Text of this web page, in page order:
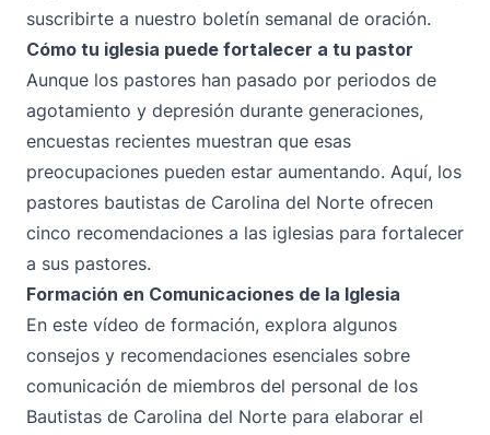
suscribirte a nuestro boletín semanal de oración.
Cómo tu iglesia puede fortalecer a tu pastor
Aunque los pastores han pasado por periodos de
agotamiento y depresión durante generaciones,
encuestas recientes muestran que esas
preocupaciones pueden estar aumentando. Aquí, los
pastores bautistas de Carolina del Norte ofrecen
cinco recomendaciones a las iglesias para fortalecer
a sus pastores.
Formación en Comunicaciones de la Iglesia
En este vídeo de formación, explora algunos
consejos y recomendaciones esenciales sobre
comunicación de miembros del personal de los
Bautistas de Carolina del Norte para elaborar el